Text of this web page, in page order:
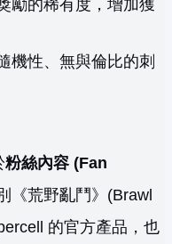
勵的稀有度，增加獲
機性、無與倫比的刺
粉絲內容 (Fan
《荒野亂鬥》(Brawl
的官方產品，也